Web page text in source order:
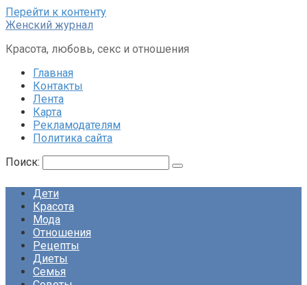
Перейти к контенту
Женский журнал
Красота, любовь, секс и отношения
Главная
Контакты
Лента
Карта
Рекламодателям
Политика сайта
Поиск:
Дети
Красота
Мода
Отношения
Рецепты
Диеты
Семья